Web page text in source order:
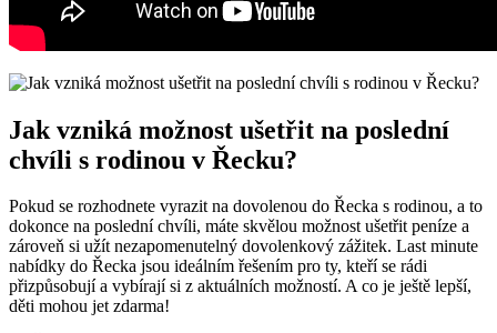
Jak vzniká možnost ušetřit na poslední
chvíli s rodinou v Řecku?
Pokud se rozhodnete vyrazit na dovolenou do Řecka s rodinou, a to
dokonce na poslední chvíli, máte skvělou možnost ušetřit peníze a
zároveň si užít nezapomenutelný dovolenkový zážitek. Last minute
nabídky do Řecka jsou ideálním řešením pro ty, kteří se rádi
přizpůsobují a vybírají si z aktuálních možností. A co je ještě lepší,
děti mohou jet zdarma!